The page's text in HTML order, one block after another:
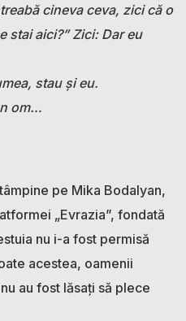
cineva ceva, zici că o
stai aici?” Zici: Dar eu
stau și eu.
om…
pe Mika Bodalyan,
„Evrazia”, fondată
nu i-a fost permisă
acestea, oamenii
au fost lăsați să plece